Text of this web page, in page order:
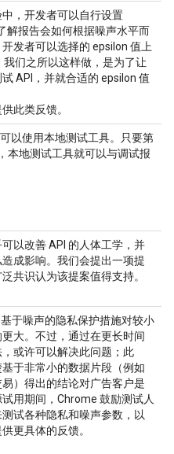
，开发者可以自行设置
解报告会如何根据噪声水平而
发者可以选择的 epsilon 值上
们之所以这样做，是为了让
API，并就合适的 epsilon 值
此类反馈。
以使用本地测试工具。只要第
本地测试工具就可以与调试报
以改善 API 的人体工学，并
成影响。我们会提出一项提
共识认为该提案值得支持。
于噪声的隐私保护措施对较小
大。不过，通过在更长时间
或许可以解决此问题；此
于非常小的数据片段（例如
）得出的结论对广告客户是
用期间，Chrome 鼓励测试人
试各种隐私和噪声参数，以
更具体的反馈。